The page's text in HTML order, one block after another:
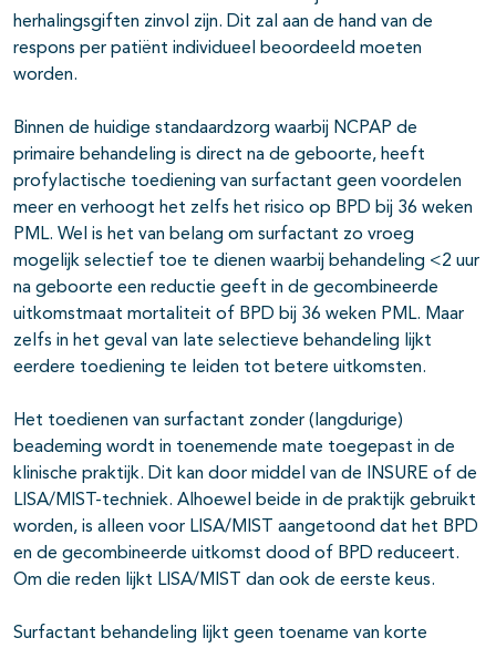
herhalingsgiften zinvol zijn. Dit zal aan de hand van de
respons per patiënt individueel beoordeeld moeten
worden.
Binnen de huidige standaardzorg waarbij NCPAP de
primaire behandeling is direct na de geboorte, heeft
profylactische toediening van surfactant geen voordelen
meer en verhoogt het zelfs het risico op BPD bij 36 weken
PML. Wel is het van belang om surfactant zo vroeg
mogelijk selectief toe te dienen waarbij behandeling <2 uur
na geboorte een reductie geeft in de gecombineerde
uitkomstmaat mortaliteit of BPD bij 36 weken PML. Maar
zelfs in het geval van late selectieve behandeling lijkt
eerdere toediening te leiden tot betere uitkomsten.
Het toedienen van surfactant zonder (langdurige)
beademing wordt in toenemende mate toegepast in de
klinische praktijk. Dit kan door middel van de INSURE of de
LISA/MIST-techniek. Alhoewel beide in de praktijk gebruikt
worden, is alleen voor LISA/MIST aangetoond dat het BPD
en de gecombineerde uitkomst dood of BPD reduceert.
Om die reden lijkt LISA/MIST dan ook de eerste keus.
Surfactant behandeling lijkt geen toename van korte